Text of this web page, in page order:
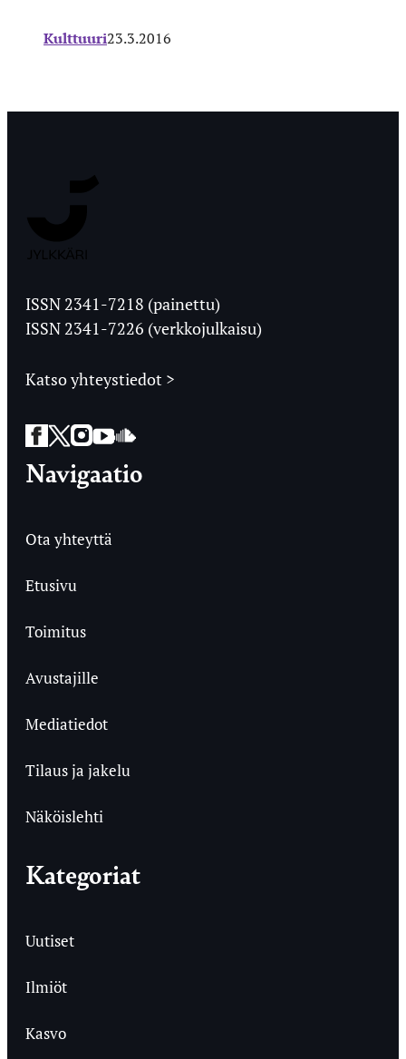
Kulttuuri23.3.2016
Ylioppilaslehti
ISSN 2341-7218 (painettu)
ISSN 2341-7226 (verkkojulkaisu)
Katso yhteystiedot >
Facebook
Twitter
Instagram
YouTube
SoundCloud
Navigaatio
Ota yhteyttä
Etusivu
Toimitus
Avustajille
Mediatiedot
Tilaus ja jakelu
Näköislehti
Kategoriat
Uutiset
Ilmiöt
Kasvo